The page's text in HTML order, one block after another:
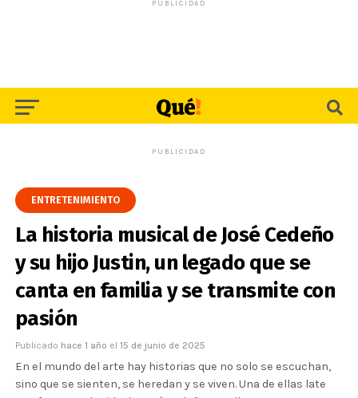
PUBLICIDAD
PUBLICIDAD
ENTRETENIMIENTO
La historia musical de José Cedeño
y su hijo Justin, un legado que se
canta en familia y se transmite con
pasión
Publicado hace 1 año el 15 de junio de 2025
En el mundo del arte hay historias que no solo se escuchan,
sino que se sienten, se heredan y se viven. Una de ellas late